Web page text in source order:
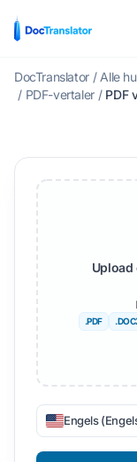
DocTranslator / Alle
/ PDF-vertaler / PDF
Upload
.PDF
Engels